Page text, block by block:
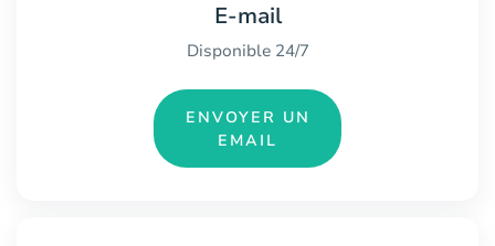
E-mail
Disponible 24/7
ENVOYER UN
EMAIL